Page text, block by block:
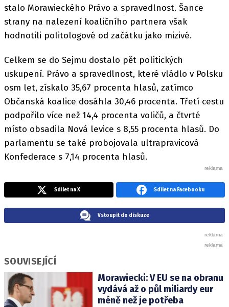
stalo Morawieckého Právo a spravedlnost. Šance
strany na nalezení koaličního partnera však
hodnotili politologové od začátku jako mizivé.
Celkem se do Sejmu dostalo pět politických
uskupení. Právo a spravedlnost, které vládlo v Polsku
osm let, získalo 35,67 procenta hlasů, zatímco
Občanská koalice dosáhla 30,46 procenta. Třetí cestu
podpořilo více než 14,4 procenta voličů, a čtvrté
místo obsadila Nová levice s 8,55 procenta hlasů. Do
parlamentu se také probojovala ultrapravicová
Konfederace s 7,14 procenta hlasů.
Sdílet na X Sdílet na Facebooku
Vstoupit do diskuze
SOUVISEJÍCÍ
Morawiecki: V EU se na obranu
vydává až o půl miliardy eur
méně než je potřeba